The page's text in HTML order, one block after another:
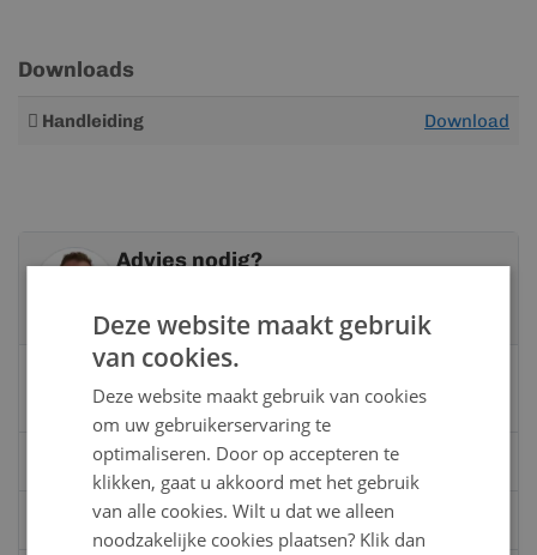
Downloads
Meer
Handleiding Download
Advies nodig?
specialisten
Vandaag bereikbaar
van 08:00 tot 17:00 uur
0528 - 355190
Mailinfo@kunststofbouwmateriaal.nl
Deze website maakt gebruik
van cookies.
Deze website maakt gebruik van cookies
om uw gebruikerservaring te
optimaliseren. Door op accepteren te
klikken, gaat u akkoord met het gebruik
van alle cookies. Wilt u dat we alleen
noodzakelijke cookies plaatsen? Klik dan